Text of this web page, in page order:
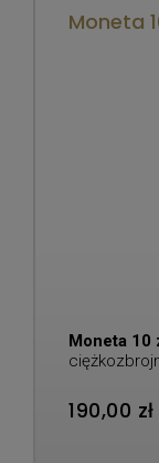
Moneta
Moneta 10
190,00 zł